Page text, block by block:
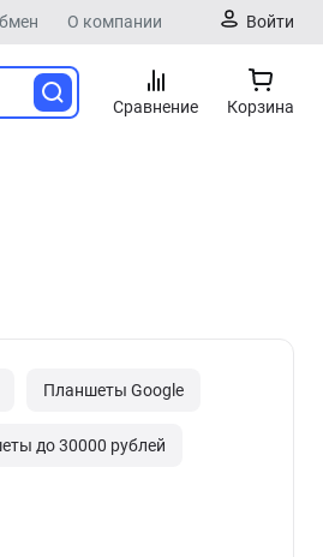
О компании Войти
Сравнение Корзина
Планшеты Google
до 30000 рублей